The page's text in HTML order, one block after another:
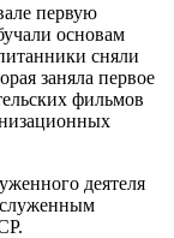
первую
основам
сняли
заняла первое
фильмов
деятеля